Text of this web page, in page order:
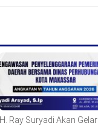
H. Ray Suryadi Akan Gelar